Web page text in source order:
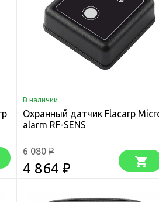
В наличии
Охранный датчик Flacarp
alarm RF-SENS
6 080₽
4 864 ₽